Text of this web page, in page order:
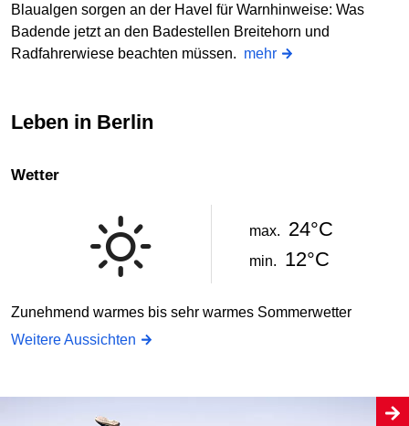
Blaualgen sorgen an der Havel für Warnhinweise: Was
Badende jetzt an den Badestellen Breitehorn und
Radfahrerwiese beachten müssen. mehr
Leben in Berlin
Wetter
max. 24°C
min. 12°C
Zunehmend warmes bis sehr warmes Sommerwetter
Weitere Aussichten